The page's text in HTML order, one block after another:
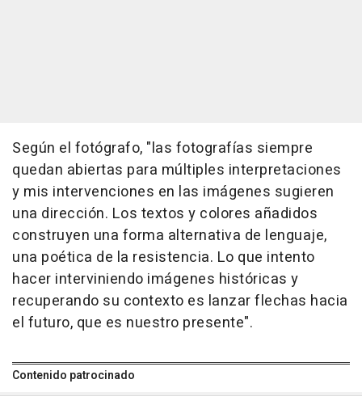
Según el fotógrafo, "las fotografías siempre
quedan abiertas para múltiples interpretaciones
y mis intervenciones en las imágenes sugieren
una dirección. Los textos y colores añadidos
construyen una forma alternativa de lenguaje,
una poética de la resistencia. Lo que intento
hacer interviniendo imágenes históricas y
recuperando su contexto es lanzar flechas hacia
el futuro, que es nuestro presente".
Contenido patrocinado